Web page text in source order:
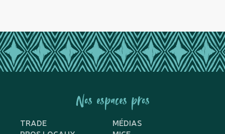
Nos espaces pros
TRADE
MÉDIAS